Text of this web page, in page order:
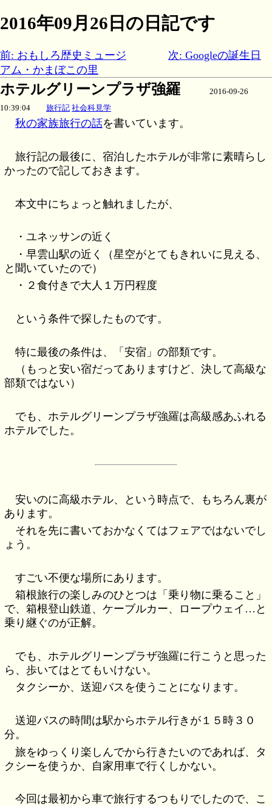
2016年09月26日の日記です
前: おもしろ歴史ミュージ
アム・かまぼこの里
次: Googleの誕生日
ホテルグリーンプラザ強羅
2016-09-26
10:39:04 旅行記 社会科見学
秋の家族旅行の話を書いています。
旅行記の最後に、宿泊したホテルが非常に素晴らし
かったので記しておきます。
本文中にちょっと触れましたが、
・ユネッサンの近く
・早雲山駅の近く（星空がとてもきれいに見える、
と聞いていたので）
・２食付きで大人１万円程度
という条件で探したものです。
特に最後の条件は、「安宿」の部類です。
（もっと安い宿だってありますけど、決して高級な
部類ではない）
でも、ホテルグリーンプラザ強羅は高級感あふれる
ホテルでした。
安いのに高級ホテル、という時点で、もちろん裏が
あります。
それを先に書いておかなくてはフェアではないでし
ょう。
すごい不便な場所にあります。
箱根旅行の楽しみのひとつは「乗り物に乗ること」
で、箱根登山鉄道、ケーブルカー、ロープウェイ…と
乗り継ぐのが正解。
でも、ホテルグリーンプラザ強羅に行こうと思った
ら、歩いてはとてもいけない。
タクシーか、送迎バスを使うことになります。
送迎バスの時間は駅からホテル行きが１５時３０
分。
旅をゆっくり楽しんでから行きたいのであれば、タ
クシーを使うか、自家用車で行くしかない。
今回は最初から車で旅行するつもりでしたので、こ